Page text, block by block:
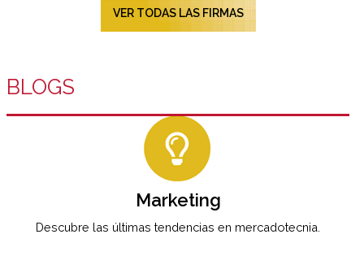
VER TODAS LAS FIRMAS
BLOGS
Marketing
Descubre las últimas tendencias en mercadotecnia.